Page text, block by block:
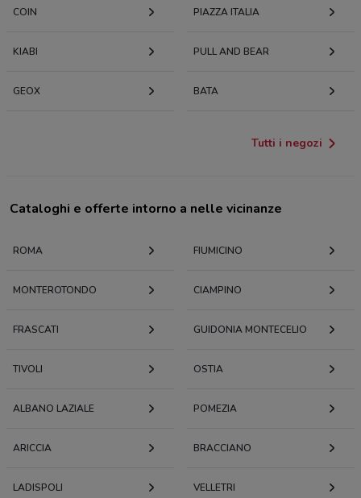
COIN PIAZZA ITALIA
KIABI PULL AND BEAR
GEOX BATA
Tutti i negozi
Cataloghi e offerte intorno a nelle vicinanze
ROMA FIUMICINO
MONTEROTONDO CIAMPINO
FRASCATI GUIDONIA MONTECELIO
TIVOLI OSTIA
ALBANO LAZIALE POMEZIA
ARICCIA BRACCIANO
LADISPOLI VELLETRI